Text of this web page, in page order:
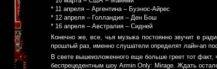
* 11 апреля – Аргентина – Буэнос-Айрес
* 12 апреля – Голландия – Ден Бош
* 16 апреля – Австралия – Сидней
Конечно же, все, чья музыка постоянно звучит в
прошлый раз, именно слушатели определят лайн-ап
В свете вышеизложенного еще больше греет тот
беспрецедентным шоу Armin Only: Mirage. Ждать